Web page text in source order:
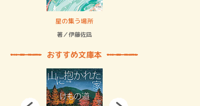
星の集う場所
著／伊藤佐凪
おすすめ文庫本